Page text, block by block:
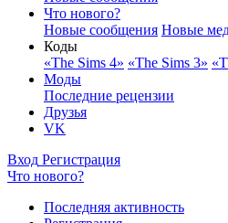
Что нового?
Новые сообщения Новые
Коды
«The Sims 4» «The Sims 3»
Моды
Последние рецензии
Друзья
VK
Вход Регистрация
Что нового?
Последняя активность